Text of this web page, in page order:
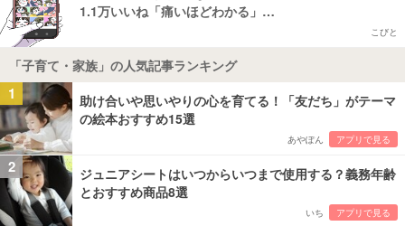
1.1万いいね「痛いほどわかる」…
こびと
「子育て・家族」の人気記事ランキング
1
助け合いや思いやりの心を育てる！「友だち」がテーマ
の絵本おすすめ15選
あやぽん アプリで見る
2
ジュニアシートはいつからいつまで使用する？義務年齢
とおすすめ商品8選
いち アプリで見る